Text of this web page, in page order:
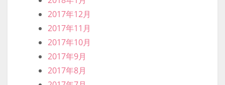
2019年3月
2019年2月
2019年1月
2018年12月
2018年11月
2018年10月